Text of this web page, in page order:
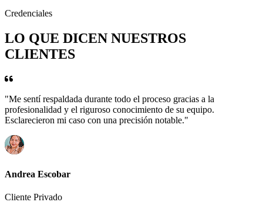
Credenciales
LO QUE DICEN NUESTROS
CLIENTES
"Me sentí respaldada durante todo el proceso gracias a la
profesionalidad y el riguroso conocimiento de su equipo.
Esclarecieron mi caso con una precisión notable."
Andrea Escobar
Cliente Privado